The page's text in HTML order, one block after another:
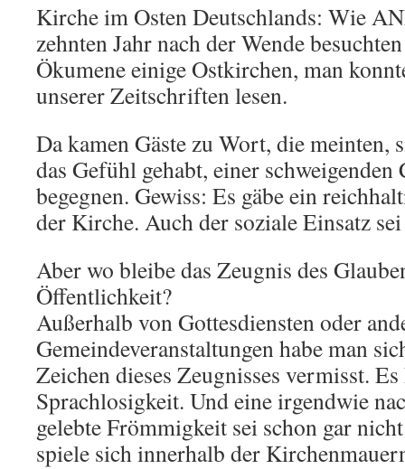
Kirche im Osten Deutschlands: Wie
zehnten Jahr nach der Wende
Ökumene einige Ostkirchen, man
unserer Zeitschriften lesen.
Da kamen Gäste zu Wort, die meinten,
das Gefühl gehabt, einer
begegnen. Gewiss: Es gäbe ein
der Kirche. Auch der soziale Einsatz
Aber wo bleibe das Zeugnis des
Öffentlichkeit?
Außerhalb von Gottesdiensten oder
Gemeindeveranstaltungen habe man
Zeichen dieses Zeugnisses vermisst.
Sprachlosigkeit. Und eine irgendwie
gelebte Frömmigkeit sei schon gar
spiele sich innerhalb der